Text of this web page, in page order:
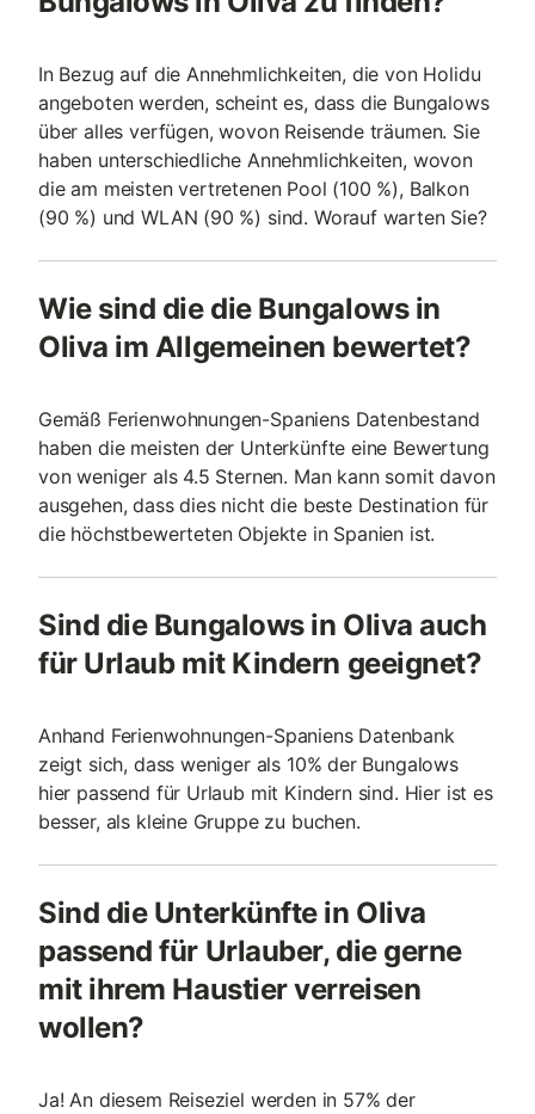
In Bezug auf die Annehmlichkeiten, die von Holidu
angeboten werden, scheint es, dass die Bungalows
über alles verfügen, wovon Reisende träumen. Sie
haben unterschiedliche Annehmlichkeiten, wovon
die am meisten vertretenen Pool (100 %), Balkon
(90 %) und WLAN (90 %) sind. Worauf warten Sie?
Wie sind die die Bungalows in
Oliva im Allgemeinen bewertet?
Gemäß Ferienwohnungen-Spaniens Datenbestand
haben die meisten der Unterkünfte eine Bewertung
von weniger als 4.5 Sternen. Man kann somit davon
ausgehen, dass dies nicht die beste Destination für
die höchstbewerteten Objekte in Spanien ist.
Sind die Bungalows in Oliva auch
für Urlaub mit Kindern geeignet?
Anhand Ferienwohnungen-Spaniens Datenbank
zeigt sich, dass weniger als 10% der Bungalows
hier passend für Urlaub mit Kindern sind. Hier ist es
besser, als kleine Gruppe zu buchen.
Sind die Unterkünfte in Oliva
passend für Urlauber, die gerne
mit ihrem Haustier verreisen
wollen?
Ja! An diesem Reiseziel werden in 57% der